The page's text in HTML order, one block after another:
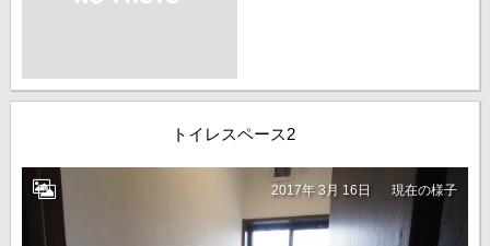
トイレスペース2
2017年 3月 16日 現在の様子